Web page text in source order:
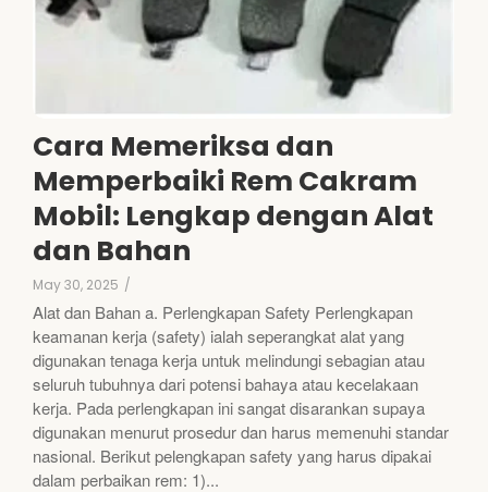
Cara Memeriksa dan
Memperbaiki Rem Cakram
Mobil: Lengkap dengan Alat
dan Bahan
May 30, 2025 /
Alat dan Bahan a. Perlengkapan Safety Perlengkapan
keamanan kerja (safety) ialah seperangkat alat yang
digunakan tenaga kerja untuk melindungi sebagian atau
seluruh tubuhnya dari potensi bahaya atau kecelakaan
kerja. Pada perlengkapan ini sangat disarankan supaya
digunakan menurut prosedur dan harus memenuhi standar
nasional. Berikut pelengkapan safety yang harus dipakai
dalam perbaikan rem: 1)...